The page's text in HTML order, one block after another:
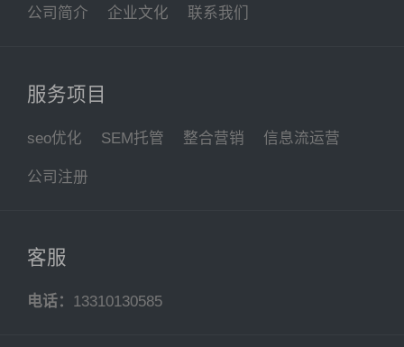
公司简介 企业文化 联系我们
服务项目
seo优化 SEM托管 整合营销 信息流运营
公司注册
客服
电话： 13310130585